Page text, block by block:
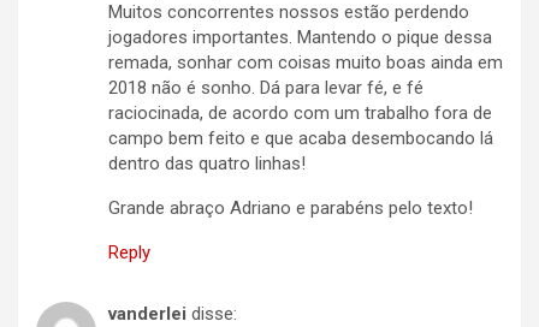
Muitos concorrentes nossos estão perdendo
jogadores importantes. Mantendo o pique dessa
remada, sonhar com coisas muito boas ainda em
2018 não é sonho. Dá para levar fé, e fé
raciocinada, de acordo com um trabalho fora de
campo bem feito e que acaba desembocando lá
dentro das quatro linhas!
Grande abraço Adriano e parabéns pelo texto!
Reply
vanderlei disse: